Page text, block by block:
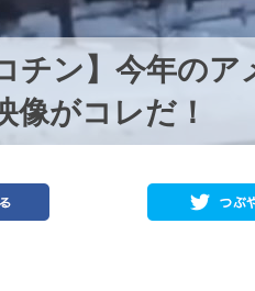
チン】今年の
像がコレだ！